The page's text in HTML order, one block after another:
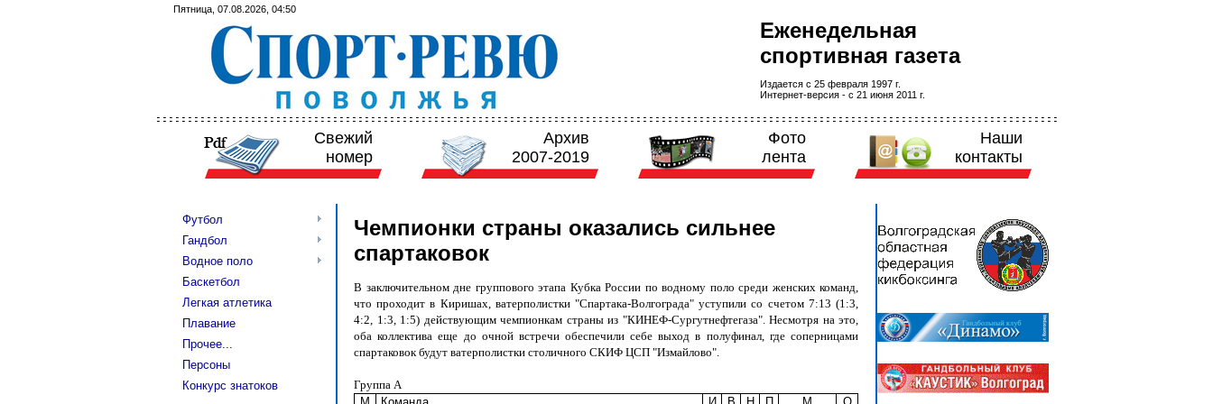
Пятница, 07.08.2026, 04:50
Еженедельная
спортивная газета
Издается с 25 февраля 1997 г.
Интернет-версия - с 21 июня 2011 г.
Свежий
номер
Архив
2007-2019
Фото
лента
Наши
контакты
Футбол
Гандбол
Водное поло
Баскетбол
Легкая атлетика
Плавание
Прочее...
Персоны
Конкурс знатоков
Чемпионки страны оказались сильнее
спартаковок
В заключительном дне группового этапа Кубка России по водному поло среди женских команд,
что проходит в Киришах, ватерполистки "Спартака-Волгограда" уступили со счетом 7:13 (1:3,
4:2, 1:3, 1:5) действующим чемпионкам страны из "КИНЕФ-Сургутнефтегаза". Несмотря на это,
оба коллектива еще до очной встречи обеспечили себе выход в полуфинал, где соперницами
спартаковок будут ватерполистки столичного СКИФ ЦСП "Измайлово".
Группа А